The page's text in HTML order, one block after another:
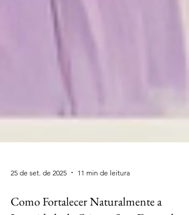
25 de set. de 2025 11 min de leitura